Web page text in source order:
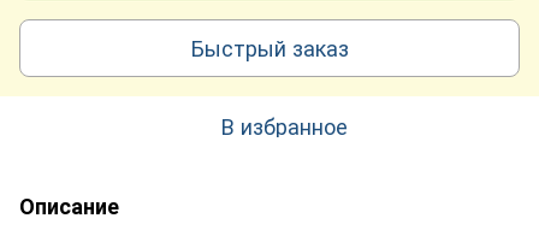
Быстрый заказ
В избранное
Описание